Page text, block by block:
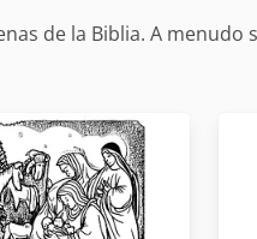
de la Biblia. A menudo